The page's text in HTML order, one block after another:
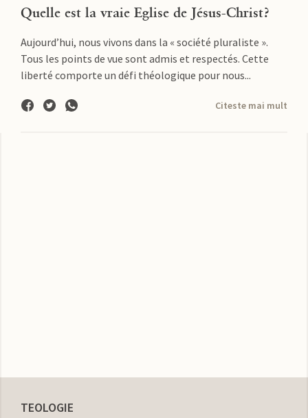
TEOLOGIE
Quelle est la vraie Eglise de Jésus-Christ?
Aujourd’hui, nous vivons dans la « société pluraliste ».
Tous les points de vue sont admis et respectés. Cette
liberté comporte un défi théologique pour nous...
Citeste mai mult